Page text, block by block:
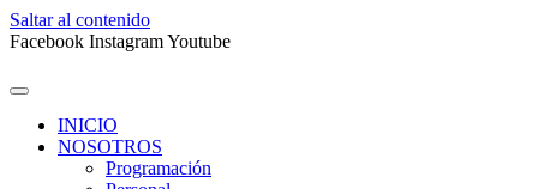
Saltar al contenido
Facebook InstagramYoutube
INICIO
NOSOTROS
Programación